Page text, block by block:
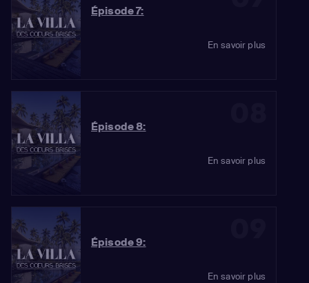
Épisode 7:
En savoir plus
Épisode 8:
En savoir plus
Épisode 9:
En savoir plus